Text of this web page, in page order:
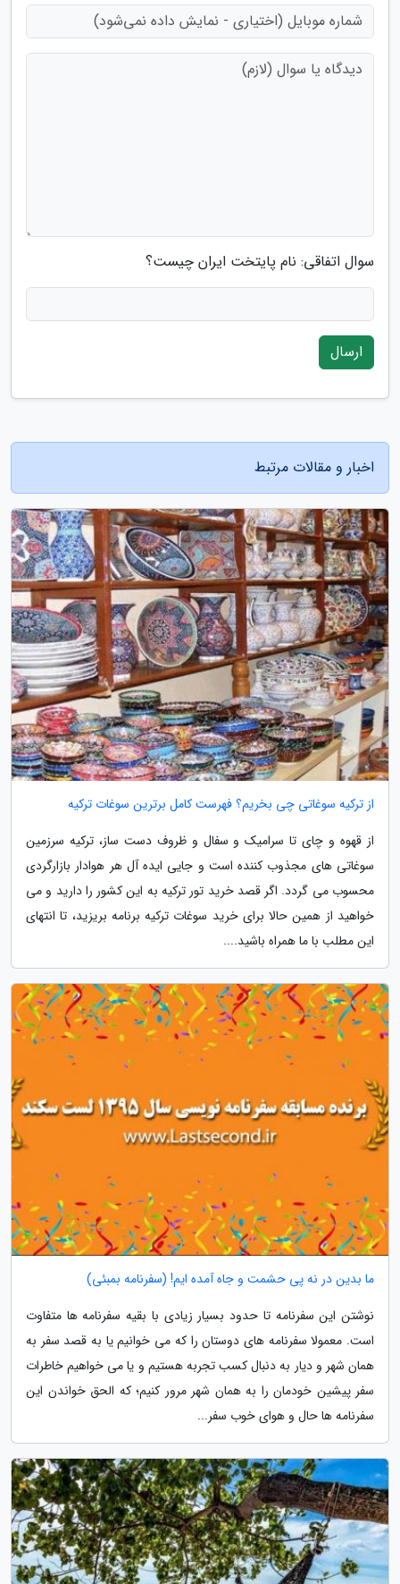
سوال اتفاقی: نام پایتخت ایران چیست؟
ارسال
اخبار و مقالات مرتبط
از ترکیه سوغاتی چی بخریم؟ فهرست کامل برترین سوغات ترکیه
از قهوه و چای تا سرامیک و سفال و ظروف دست ساز، ترکیه سرزمین
سوغاتی های مجذوب کننده است و جایی ایده آل هر هوادار بازارگردی
محسوب می گردد. اگر قصد خرید تور ترکیه به این کشور را دارید و می
خواهید از همین حالا برای خرید سوغات ترکیه برنامه بریزید، تا انتهای
این مطلب با ما همراه باشید....
ما بدین در نه پی حشمت و جاه آمده ایم! (سفرنامه بمبئی)
نوشتن این سفرنامه تا حدود بسیار زیادی با بقیه سفرنامه ها متفاوت
است. معمولا سفرنامه های دوستان را که می خوانیم یا به قصد سفر به
همان شهر و دیار به دنبال کسب تجربه هستیم و یا می خواهیم خاطرات
سفر پیشین خودمان را به همان شهر مرور کنیم؛ که الحق خواندن این
سفرنامه ها حال و هوای خوب سفر...